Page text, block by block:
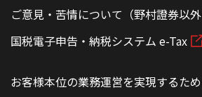
ご意見・苦情について（野村證券以外
国税電子申告・納税システム e-Tax
お客様本位の業務運営を実現するた